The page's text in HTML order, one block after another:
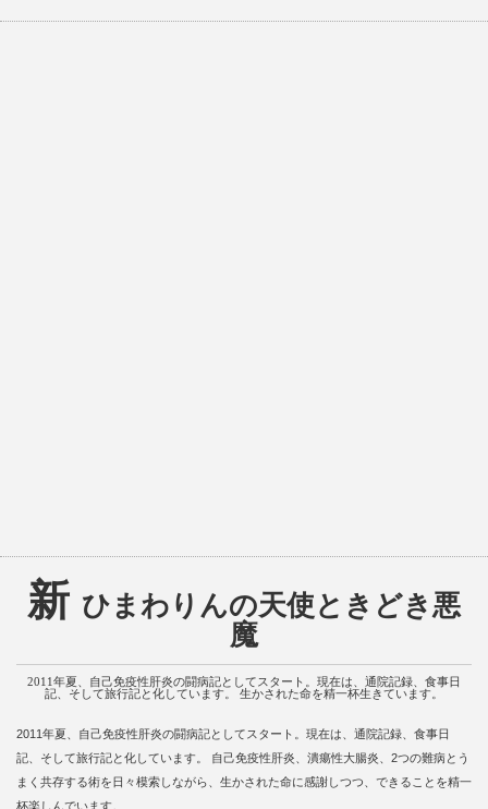
新 ひまわりんの天使ときどき悪
魔
2011年夏、自己免疫性肝炎の闘病記としてスタート。現在は、通院記録、食事日
記、そして旅行記と化しています。 生かされた命を精一杯生きています。
2011年夏、自己免疫性肝炎の闘病記としてスタート。現在は、通院記録、食事日
記、そして旅行記と化しています。 自己免疫性肝炎、潰瘍性大腸炎、2つの難病とう
まく共存する術を日々模索しながら、生かされた命に感謝しつつ、できることを精一
杯楽しんでいます。